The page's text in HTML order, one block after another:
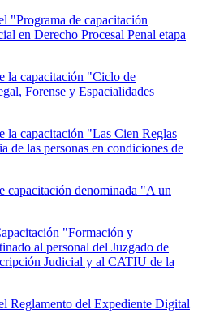
"Programa de capacitación
en Derecho Procesal Penal etapa
la capacitación "Ciclo de
Forense y Espacialidades
la capacitación "Las Cien Reglas
de las personas en condiciones de
capacitación denominada "A un
"Formación y
al personal del Juzgado de
Judicial y al CATIU de la
Reglamento del Expediente Digital